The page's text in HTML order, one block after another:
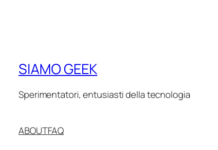
SIAMO GEEK
Sperimentatori, entusiasti della tecnologia
ABOUTFAQ